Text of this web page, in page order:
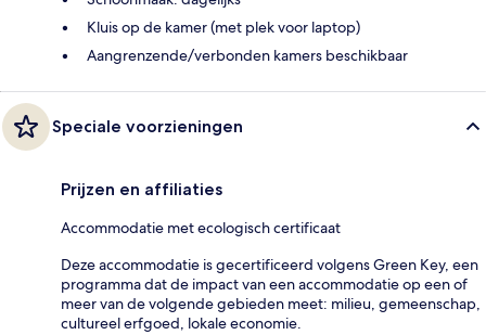
Kluis op de kamer (met plek voor laptop)
Aangrenzende/verbonden kamers beschikbaar
Speciale voorzieningen
Prijzen en affiliaties
Accommodatie met ecologisch certificaat
Deze accommodatie is gecertificeerd volgens Green Key, een
programma dat de impact van een accommodatie op een of
meer van de volgende gebieden meet: milieu, gemeenschap,
cultureel erfgoed, lokale economie.